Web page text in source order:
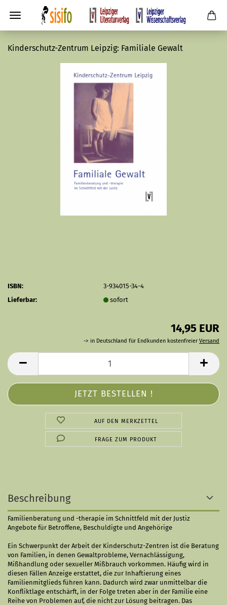
Kinderschutz-Zentrum Leipzig: Familiale Gewalt
ISBN:
3-934015-34-4
Lieferbar:
sofort
14,95 EUR
-> in Deutschland für Endkunden kostenfreier Versand
AUF DEN MERKZETTEL
FRAGE ZUM PRODUKT
Beschreibung
Familienberatung und -therapie im Schnittfeld mit der Justiz
Angebote für Betroffene, Beschuldigte und Angehörige
Ein Schwerpunkt der Arbeit der Kinderschutz-Zentren ist die Beratung
von Familien, in denen Gewaltprobleme, Vernachlässigung,
Mißhandlung oder sexueller Mißbrauch vorkommen. Häufig wird in
diesen Fällen Anzeige erstattet, die zur Inhaftierung eines
Familienmitglieds führen kann. Dadurch wird zwar unmittelbar die
Konfliktlage entschärft, in der Folge treten aber in der Familie eine
Reihe von Problemen auf, die nicht zur Lösung beitragen. Das